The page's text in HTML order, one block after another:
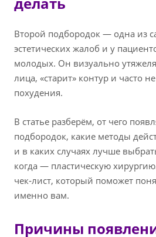
Второй подбородок — одна из
эстетических жалоб и у
молодых. Он визуально
лица, «старит» контур и часто
похудения.
В статье разберём, от чего
подбородок, какие методы
и в каких случаях лучше
когда — пластическую
чек‑лист, который поможет
именно вам.
Причины